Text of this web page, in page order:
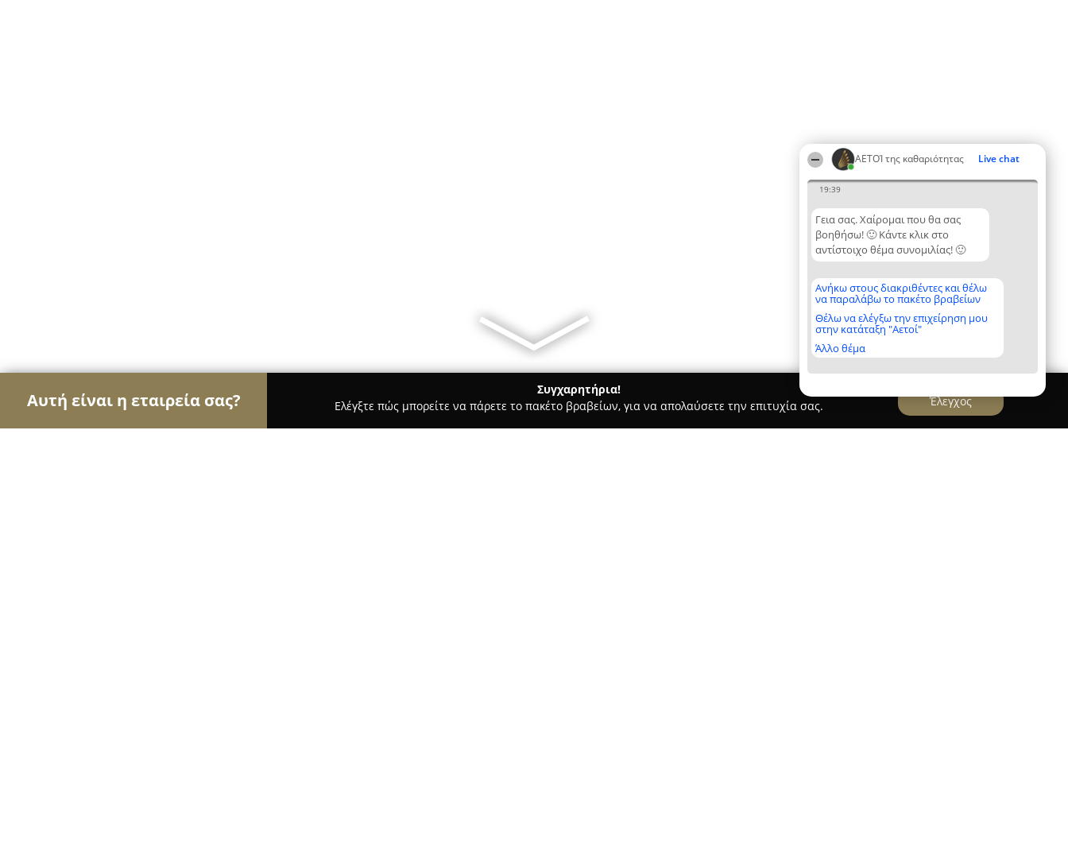
ΑΕΤΟΊ της καθαριότητας Live chat
19:39
Γεια σας. Χαίρομαι που θα σας
βοηθήσω! 🙂 Κάντε κλικ στο
αντίστοιχο θέμα συνομιλίας! 🙂
Ανήκω στους διακριθέντες και θέλω
να παραλάβω το πακέτο βραβείων
Θέλω να ελέγξω την επιχείρηση μου
στην κατάταξη "Αετοί"
Άλλο θέμα
Αυτή είναι η εταιρεία σας?
Συγχαρητήρια!
Ελέγξτε πώς μπορείτε να πάρετε το πακέτο βραβείων, για να απολαύσετε την επιτυχία σας.
Έλεγχος